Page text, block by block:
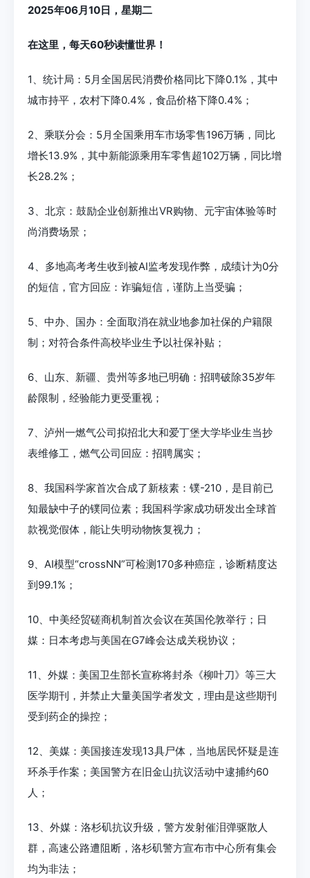
2025年06月10日，星期二
在这里，每天60秒读懂世界！
1、统计局：5月全国居民消费价格同比下降0.1%，其中
城市持平，农村下降0.4%，食品价格下降0.4%；
2、乘联分会：5月全国乘用车市场零售196万辆，同比
增长13.9%，其中新能源乘用车零售超102万辆，同比增
长28.2%；
3、北京：鼓励企业创新推出VR购物、元宇宙体验等时
尚消费场景；
4、多地高考考生收到被AI监考发现作弊，成绩计为0分
的短信，官方回应：诈骗短信，谨防上当受骗；
5、中办、国办：全面取消在就业地参加社保的户籍限
制；对符合条件高校毕业生予以社保补贴；
6、山东、新疆、贵州等多地已明确：招聘破除35岁年
龄限制，经验能力更受重视；
7、泸州一燃气公司拟招北大和爱丁堡大学毕业生当抄
表维修工，燃气公司回应：招聘属实；
8、我国科学家首次合成了新核素：镤-210，是目前已
知最缺中子的镤同位素；我国科学家成功研发出全球首
款视觉假体，能让失明动物恢复视力；
9、AI模型“crossNN”可检测170多种癌症，诊断精度达
到99.1%；
10、中美经贸磋商机制首次会议在英国伦敦举行；日
媒：日本考虑与美国在G7峰会达成关税协议；
11、外媒：美国卫生部长宣称将封杀《柳叶刀》等三大
医学期刊，并禁止大量美国学者发文，理由是这些期刊
受到药企的操控；
12、美媒：美国接连发现13具尸体，当地居民怀疑是连
环杀手作案；美国警方在旧金山抗议活动中逮捕约60
人；
13、外媒：洛杉矶抗议升级，警方发射催泪弹驱散人
群，高速公路遭阻断，洛杉矶警方宣布市中心所有集会
均为非法；